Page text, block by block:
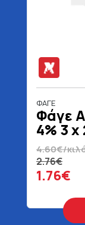
ΦΑΓΕ
Φάγε
4% 3
4.60€/
2.76€
1.76€